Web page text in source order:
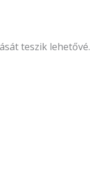
teszik lehetővé.